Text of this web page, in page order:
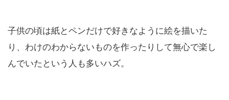
子供の頃は紙とペンだけで好きなように絵を描いた
り、わけのわからないものを作ったりして無心で楽し
んでいたという人も多いハズ。